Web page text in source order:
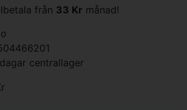
från 33 Kr månad!
centrallager